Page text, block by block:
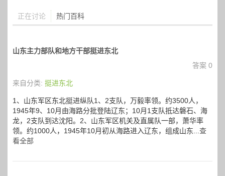
正在讨论 热门百科
山东主力部队和地方干部挺进东北
答案 0
来自分类: 挺进东北
1、山东军区东北挺进纵队1、2支队，万毅率领。约3500人，
1945年9、10月由海路分批登陆辽东；10月1支队抵达磐石、海
龙，2支队到达沈阳。2、山东军区机关及直属队一部，萧华率
领。约1000人，1945年10月初从海路进入辽东，组成山东... 查
看全部